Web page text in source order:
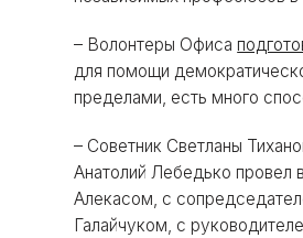
– Волонтеры Офиса
для помощи
пределами, есть много
– Советник Светланы
Анатолий Лебедько провел
Алекасом, с
Галайчуком, с